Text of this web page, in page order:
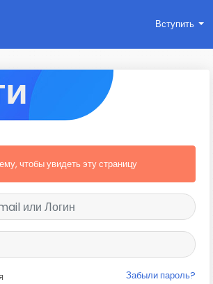
Вступить
чтобы увидеть эту страницу
Забыли пароль?